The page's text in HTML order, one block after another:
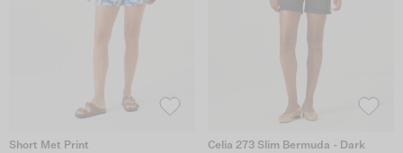
Short Met Print
Celia 273 Slim Bermuda - Dark